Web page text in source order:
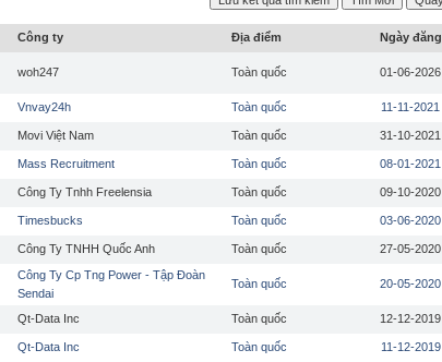
Công ty Địa điểm
Ngày đăng
woh247 Toàn quốc 01-06-2026
Vnvay24h Toàn quốc 11-11-2021
Movi Việt Nam Toàn quốc 31-10-2021
Mass Recruitment Toàn quốc 08-01-2021
Công Ty Tnhh Freelensia Toàn quốc 09-10-2020
Timesbucks Toàn quốc 03-06-2020
Công Ty TNHH Quốc Anh Toàn quốc 27-05-2020
Công Ty Cp Tng Power - Tập Đoàn
Sendai
Toàn quốc 20-05-2020
Qt-Data Inc Toàn quốc 12-12-2019
Qt-Data Inc Toàn quốc 11-12-2019